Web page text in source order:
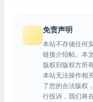
免责声明
本站不存储任何
链接介绍帖。本
版权归版权方所
本站无法操作相
了您的合法版权
行投诉，我们将